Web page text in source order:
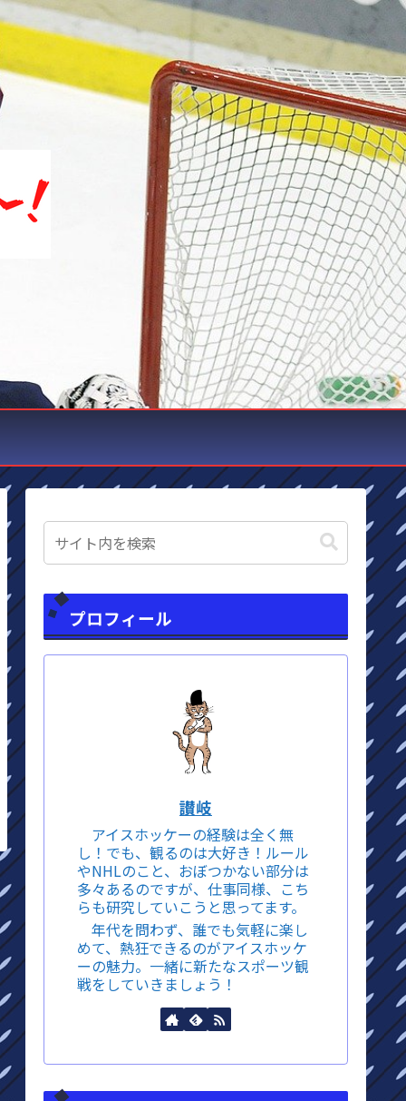
プロフィール
讃岐
アイスホッケーの経験は全く無
し！でも、観るのは大好き！ルール
やNHLのこと、おぼつかない部分は
多々あるのですが、仕事同様、こち
らも研究していこうと思ってます。
年代を問わず、誰でも気軽に楽し
めて、熱狂できるのがアイスホッケ
ーの魅力。一緒に新たなスポーツ観
戦をしていきましょう！